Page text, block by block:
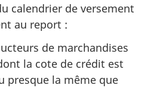
calendrier de versement
au report :
de marchandises
la cote de crédit est
presque la même que